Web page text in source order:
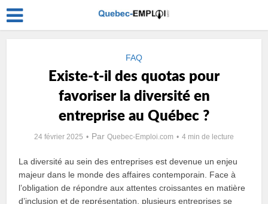
FAQ
Existe-t-il des quotas pour
favoriser la diversité en
entreprise au Québec ?
24 février 2025 Par Quebec-Emploi.com 4 min de lecture
La diversité au sein des entreprises est devenue un enjeu
majeur dans le monde des affaires contemporain. Face à
l’obligation de répondre aux attentes croissantes en matière
d’inclusion et de représentation, plusieurs entreprises se